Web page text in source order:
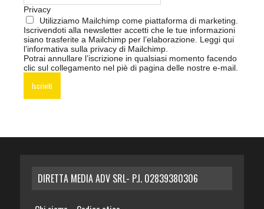
Privacy
Utilizziamo Mailchimp come piattaforma di marketing.
Iscrivendoti alla newsletter accetti che le tue informazioni
siano trasferite a Mailchimp per l’elaborazione. Leggi qui
l’informativa sulla privacy di Mailchimp
Potrai annullare l’iscrizione in qualsiasi momento facendo
clic sul collegamento nel piè di pagina delle nostre e-mail.
DIRETTA MEDIA ADV SRL- P.I. 02839380306